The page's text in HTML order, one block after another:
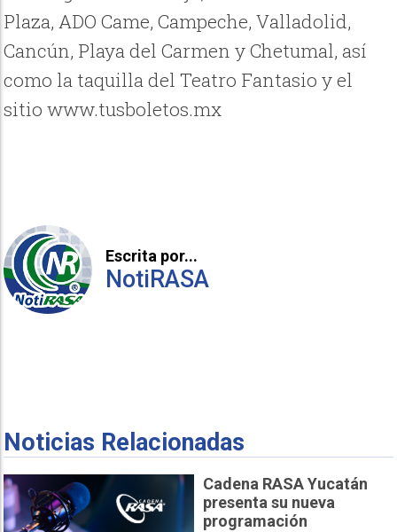
Plaza, ADO Came, Campeche, Valladolid,
Cancún, Playa del Carmen y Chetumal, así
como la taquilla del Teatro Fantasio y el
sitio www.tusboletos.mx
Escrita por...
NotiRASA
Noticias Relacionadas
Cadena RASA Yucatán
presenta su nueva
programación